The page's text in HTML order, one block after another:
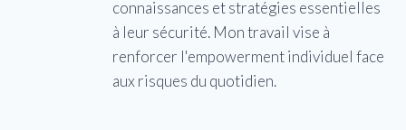
connaissances et stratégies essentielles
à leur sécurité. Mon travail vise à
renforcer l'empowerment individuel face
aux risques du quotidien.